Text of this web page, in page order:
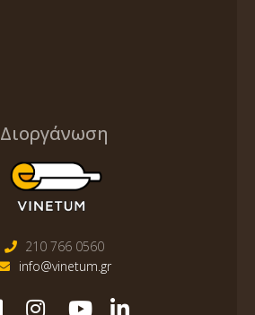
Διοργάνωση
210 766 0560
info@vinetum.gr